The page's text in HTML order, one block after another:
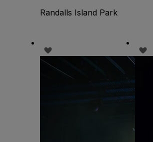
Randalls Island Park